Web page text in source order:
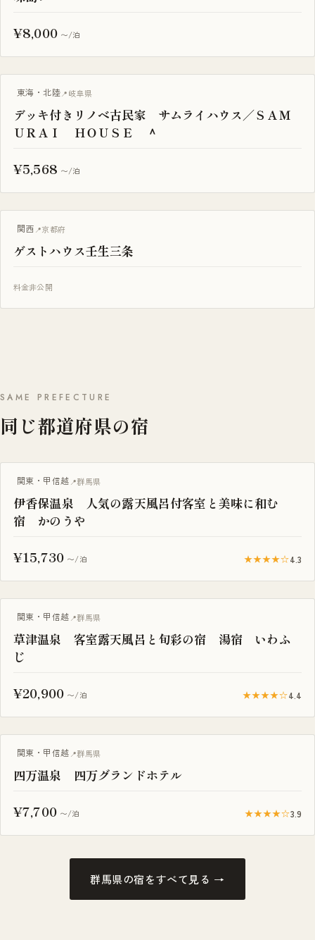
¥8,000 〜/泊
古民家
東海・北陸 岐阜県
デッキ付きリノベ古民家 サムライハウス／ＳＡＭ
ＵＲＡＩ ＨＯＵＳＥ ＾
¥5,568 〜/泊
古民家
関西 京都府
ゲストハウス壬生三条
料金非公開
SAME PREFECTURE
同じ都道府県の宿
露天風呂付き客室
関東・甲信越 群馬県
伊香保温泉 人気の露天風呂付客室と美味に和む
宿 かのうや
¥15,730 〜/泊 ★★★★☆4.3
露天風呂付き客室
関東・甲信越 群馬県
草津温泉 客室露天風呂と旬彩の宿 湯宿 いわふ
じ
¥20,900 〜/泊 ★★★★☆4.4
関東・甲信越 群馬県
四万温泉 四万グランドホテル
¥7,700 〜/泊 ★★★★☆3.9
群馬県の宿をすべて見る →